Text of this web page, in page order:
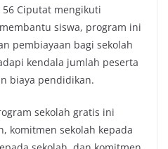
56 Ciputat mengikuti
siswa, program ini
pembiayaan bagi sekolah
kendala jumlah peserta
biaya pendidikan.
sekolah gratis ini
komitmen sekolah kepada